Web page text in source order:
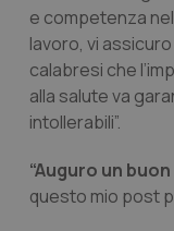
e competenza
lavoro, vi
calabresi che
alla salute va
intollerabili”.
“Auguro un
questo mio post